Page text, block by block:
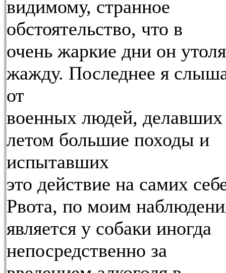
видимому, странное
обстоятельство, что в
очень жаркие дни он
жажду. Последнее я
от
военных людей, делавших
летом большие походы и
испытавших
это действие на самих
Рвота, по моим
является у собаки иногда
непосредственно за